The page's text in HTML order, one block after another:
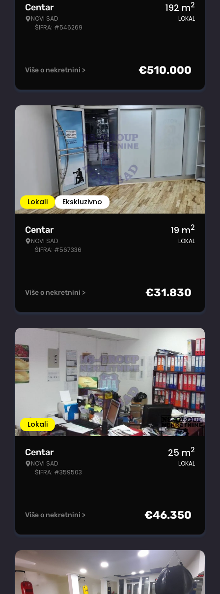
Centar
NOVI SAD
ŠIFRA: #546269
192 m2
LOKAL
Više o nekretnini > €510.000
Lokali Ekskluzivno
Centar
NOVI SAD
ŠIFRA: #567336
19 m2
LOKAL
Više o nekretnini > €31.830
Lokali
Centar
NOVI SAD
ŠIFRA: #359503
25 m2
LOKAL
Više o nekretnini > €46.350